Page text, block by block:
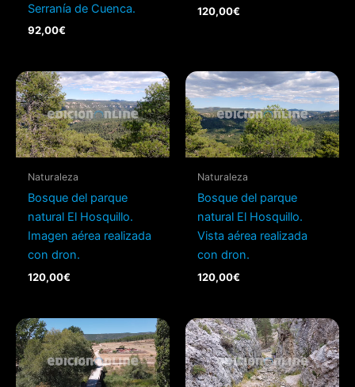
Serranía de Cuenca.
92,00€
120,00€
Naturaleza
Bosque del parque
natural El Hosquillo.
Imagen aérea realizada
con dron.
120,00€
Naturaleza
Bosque del parque
natural El Hosquillo.
Vista aérea realizada
con dron.
120,00€